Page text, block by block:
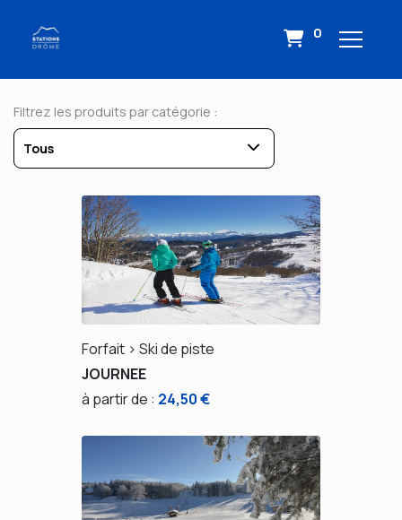
0
Filtrez les produits par catégorie :
Tous
Forfait > Ski de piste
JOURNEE
à partir de : 24,50 €